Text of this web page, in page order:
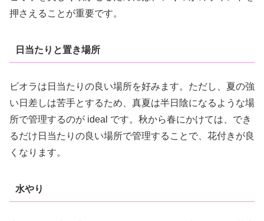
押さえることが重要です。
日当たりと置き場所
ビオラは日当たりの良い場所を好みます。ただし、夏の強
い日差しは苦手とするため、真夏は半日陰になるような場
所で管理するのが ideal です。秋から春にかけては、でき
るだけ日当たりの良い場所で管理することで、花付きが良
くなります。
水やり